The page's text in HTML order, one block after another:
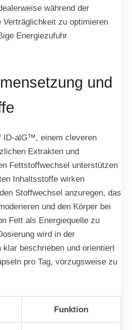
während der
Verträglichkeit zu optimieren
Energiezufuhr
und
ID-alG™, einem cleveren
Extrakten und
Fettstoffwechsel unterstützen
Inhaltsstoffe wirken
Stoffwechsel anzuregen, das
und den Körper bei
Fett als Energiequelle zu
wird in der
klar beschrieben und orientiert
pro Tag, vorzugsweise zu
Funktion